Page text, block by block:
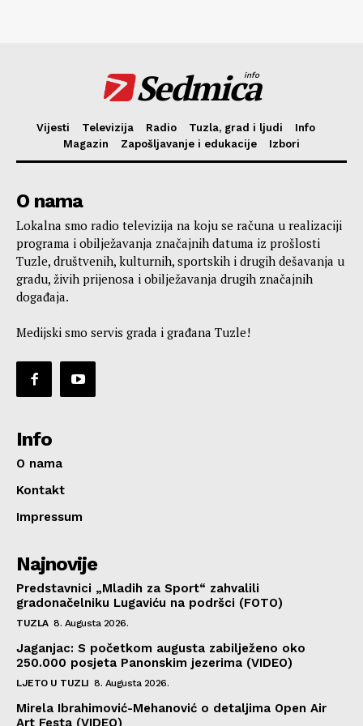
Sedmica
info
Vijesti Televizija Radio Tuzla, grad i ljudi
Info
Magazin
Zapošljavanje i edukacije Izbori
O nama
Lokalna smo radio televizija na koju se računa u realizaciji
programa i obilježavanja značajnih datuma iz prošlosti
Tuzle, društvenih, kulturnih, sportskih i drugih dešavanja u
gradu, živih prijenosa i obilježavanja drugih značajnih
događaja.
Medijski smo servis grada i građana Tuzle!
Info
O nama
Kontakt
Impressum
Najnovije
Predstavnici „Mladih za Sport“ zahvalili
gradonačelniku Lugaviću na podršci (FOTO)
TUZLA 8. Augusta 2026.
Jaganjac: S početkom augusta zabilježeno oko
250.000 posjeta Panonskim jezerima (VIDEO)
LJETO U TUZLI 8. Augusta 2026.
Mirela Ibrahimović-Mehanović o detaljima Open Air
Art Festa (VIDEO)